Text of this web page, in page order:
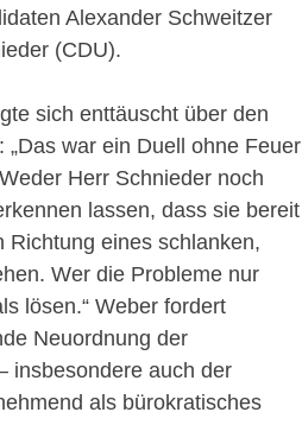
Alexander Schweitzer
(CDU).
sich enttäuscht über den
war ein Duell ohne Feuer
Herr Schnieder noch
lassen, dass sie bereit
Richtung eines schlanken,
Wer die Probleme nur
lösen.“ Weber fordert
Neuordnung der
insbesondere auch der
als bürokratisches